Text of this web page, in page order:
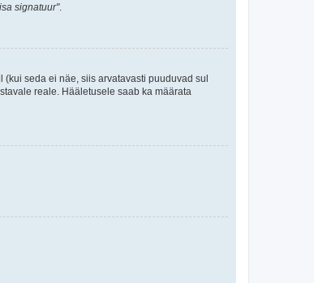
signatuur".
(kui seda ei näe, siis arvatavasti puuduvad sul
reale. Hääletusele saab ka määrata